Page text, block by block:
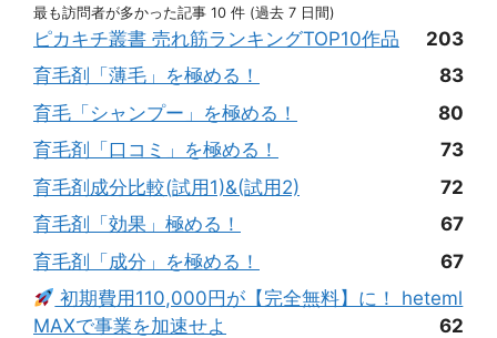
最も訪問者が多かった記事 10 件 (過去 7 日間)
ピカキチ叢書 売れ筋ランキングTOP10作品
203
育毛剤「薄毛」を極める！
83
育毛「シャンプー」を極める！
80
育毛剤「口コミ」を極める！
73
育毛剤成分比較(試用1)&(試用2)
72
育毛剤「効果」極める！
67
育毛剤「成分」を極める！
67
初期費用110,000円が【完全無料】に！ heteml
MAXで事業を加速せよ
62